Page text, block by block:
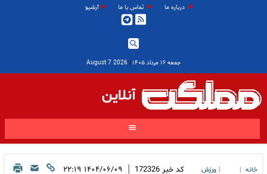
درباره ما تماس با ما آرشیو
جمعه ۱۶ مرداد ۱۴۰۵ |
2026 August 7
آنلاین
خانه
ورزش
کد خبر 172326
| ۱۴۰۴/۰۶/۰۹ ۲۲:۱۹